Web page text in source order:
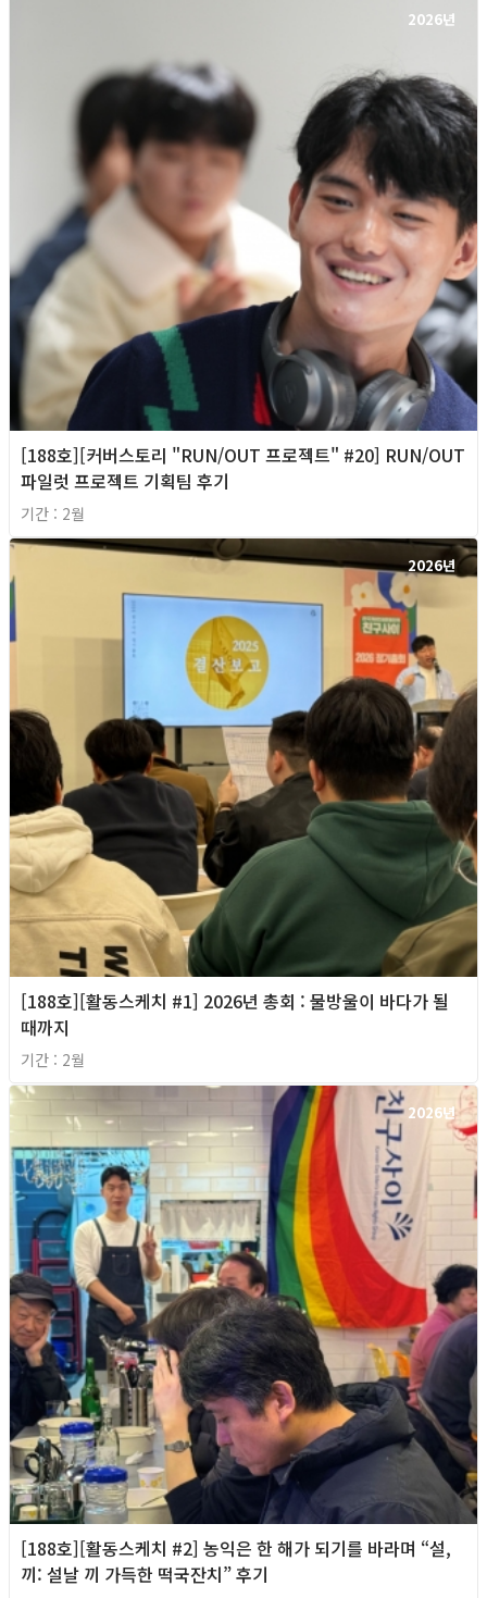
2026년
[188호][커버스토리 "RUN/OUT 프로젝트" #20] RUN/OUT
파일럿 프로젝트 기획팀 후기
기간 : 2월
2026년
[188호][활동스케치 #1] 2026년 총회 : 물방울이 바다가 될
때까지
기간 : 2월
2026년
[188호][활동스케치 #2] 농익은 한 해가 되기를 바라며 “설,
끼: 설날 끼 가득한 떡국잔치” 후기